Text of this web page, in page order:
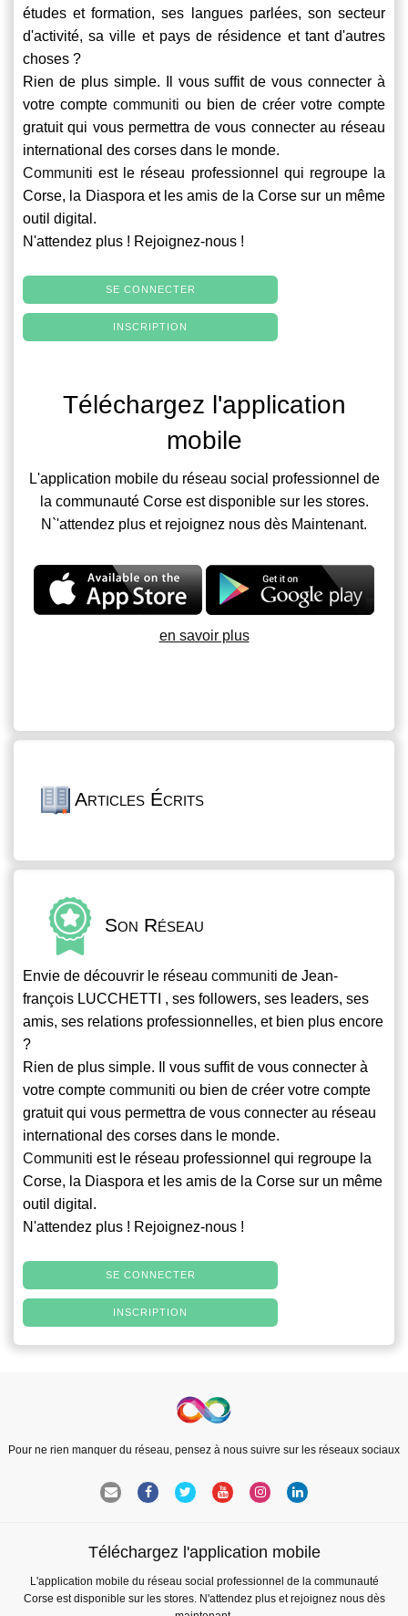
études et formation, ses langues parlées, son secteur
d'activité, sa ville et pays de résidence et tant d'autres
choses ?
Rien de plus simple. Il vous suffit de vous connecter à
votre compte communiti ou bien de créer votre compte
gratuit qui vous permettra de vous connecter au réseau
international des corses dans le monde.
Communiti est le réseau professionnel qui regroupe la
Corse, la Diaspora et les amis de la Corse sur un même
outil digital.
N'attendez plus ! Rejoignez-nous !
SE CONNECTER
INSCRIPTION
Téléchargez l'application
mobile
L'application mobile du réseau social professionnel de
la communauté Corse est disponible sur les stores.
N`'attendez plus et rejoignez nous dès Maintenant.
en savoir plus
Articles Écrits
Son Réseau
Envie de découvrir le réseau communiti de Jean-
françois LUCCHETTI , ses followers, ses leaders, ses
amis, ses relations professionnelles, et bien plus encore
?
Rien de plus simple. Il vous suffit de vous connecter à
votre compte communiti ou bien de créer votre compte
gratuit qui vous permettra de vous connecter au réseau
international des corses dans le monde.
Communiti est le réseau professionnel qui regroupe la
Corse, la Diaspora et les amis de la Corse sur un même
outil digital.
N'attendez plus ! Rejoignez-nous !
SE CONNECTER
INSCRIPTION
Pour ne rien manquer du réseau, pensez à nous suivre sur les réseaux sociaux
Téléchargez l'application mobile
L'application mobile du réseau social professionnel de la communauté
Corse est disponible sur les stores. N'attendez plus et rejoignez nous dès